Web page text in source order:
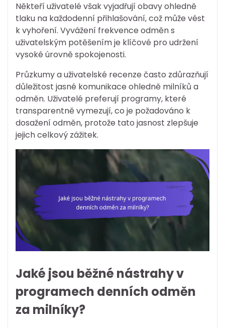
Někteří uživatelé však vyjadřují obavy ohledně
tlaku na každodenní přihlašování, což může vést
k vyhoření. Vyvážení frekvence odměn s
uživatelským potěšením je klíčové pro udržení
vysoké úrovně spokojenosti.
Průzkumy a uživatelské recenze často zdůrazňují
důležitost jasné komunikace ohledně milníků a
odměn. Uživatelé preferují programy, které
transparentně vymezují, co je požadováno k
dosažení odměn, protože tato jasnost zlepšuje
jejich celkový zážitek.
Jaké jsou běžné nástrahy v
programech denních odměn
za milníky?